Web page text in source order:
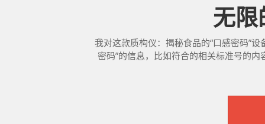
无
我对这款质构仪：揭秘食品的“口感密码”
密码”的信息，比如符合的相关标准号的